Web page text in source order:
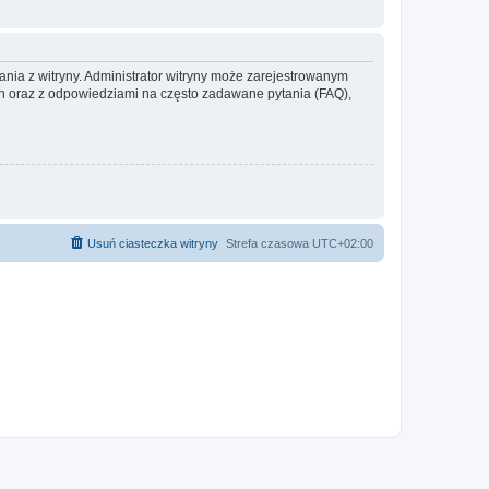
z witryny. Administrator witryny może zarejestrowanym
z odpowiedziami na często zadawane pytania (FAQ),
Strefa czasowa UTC+02:00
Usuń ciasteczka witryny